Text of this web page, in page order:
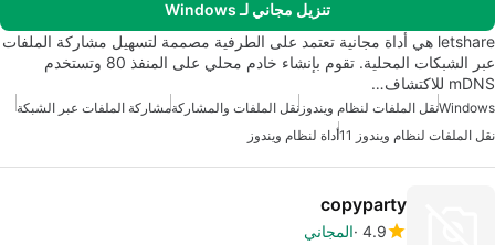
تنزيل مجاني لـ Windows
letshare هي أداة مجانية تعتمد على الطرفية مصممة لتسهيل مشاركة الملفات
عبر الشبكات المحلية. تقوم بإنشاء خادم محلي على المنفذ 80 وتستخدم
mDNS للاكتشاف…
Windowsنقل الملفات لنظام ويندوز نقل الملفات والمشاركةمشاركة الملفات عبر الشبكة
نقل الملفات لنظام ويندوز 11
أداة لنظام ويندوز
copyparty
4.9 المجاني